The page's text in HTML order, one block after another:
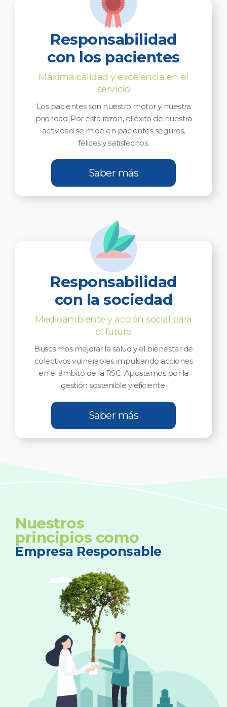
Responsabilidad
con los pacientes
Máxima calidad y excelencia en el
servicio
Los pacientes son nuestro motor y nuestra
prioridad. Por esta razón, el éxito de nuestra
actividad se mide en pacientes seguros,
felices y satisfechos.
Saber más
Responsabilidad
con la sociedad
Medioambiente y acción social para
el futuro
Buscamos mejorar la salud y el bienestar de
colectivos vulnerables impulsando acciones
en el ámbito de la RSC. Apostamos por la
gestión sostenible y eficiente.
Saber más
Nuestros
principios como
Empresa Responsable